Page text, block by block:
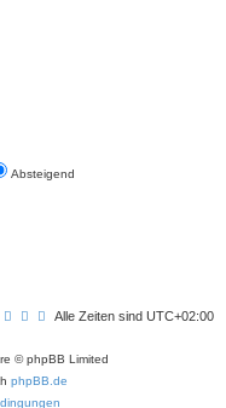
Absteigend
Alle Zeiten sind UTC+02:00
© phpBB Limited
phpBB.de